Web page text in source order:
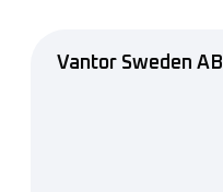
Vantor Sweden AB